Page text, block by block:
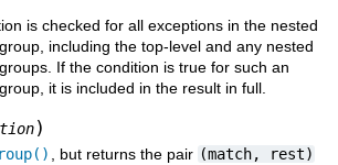
is checked for all exceptions in the nested
including the top-level and any nested
If the condition is true for such an
it is included in the result in full.
)
, but returns the pair (match,
rest)